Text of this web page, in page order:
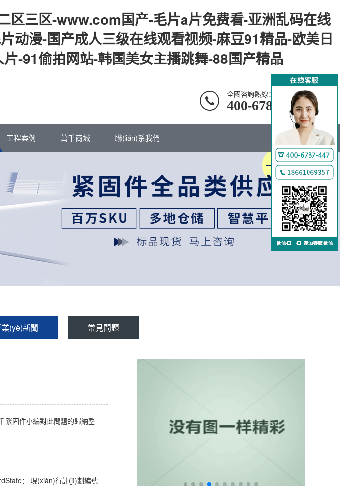
区三区-www.com国产-毛片a片免费看-亚洲乱码在线
动漫-国产成人三级在线观看视频-麻豆91精品-欧美日
-91偷拍网站-韩国美女主播跳舞-88国产精品
全國咨詢熱線：
400-6787-447
工程案例 萬千商城 聯(lián)系我們
(yè)新聞 常見問題
緊固件小編對此問題的歸納整
： 現(xiàn)行計(jì)劃編號